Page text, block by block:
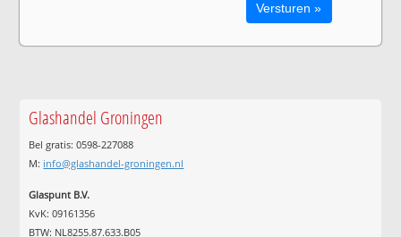
Glashandel Groningen
Bel gratis: 0598-227088
M: info@glashandel-groningen.nl
Glaspunt B.V.
KvK: 09161356
BTW: NL8255.87.633.B05